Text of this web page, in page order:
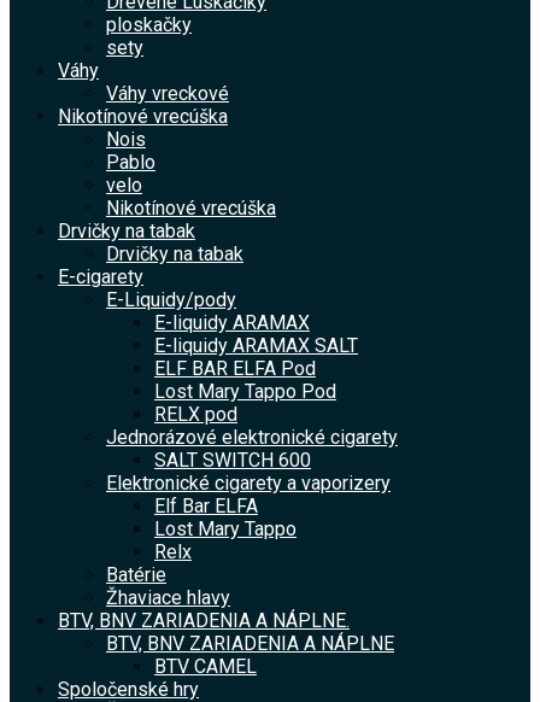
ploskačky
sety
Váhy
Váhy vreckové
Nikotínové vrecúška
Nois
Pablo
velo
Nikotínové vrecúška
Drvičky na tabak
Drvičky na tabak
E-cigarety
E-Liquidy/pody
E-liquidy ARAMAX
E-liquidy ARAMAX SALT
ELF BAR ELFA Pod
Lost Mary Tappo Pod
RELX pod
Jednorázové elektronické cigarety
SALT SWITCH 600
Elektronické cigarety a vaporizery
Elf Bar ELFA
Lost Mary Tappo
Relx
Batérie
Žhaviace hlavy
BTV, BNV ZARIADENIA A NÁPLNE.
BTV, BNV ZARIADENIA A NÁPLNE
BTV CAMEL
Spoločenské hry